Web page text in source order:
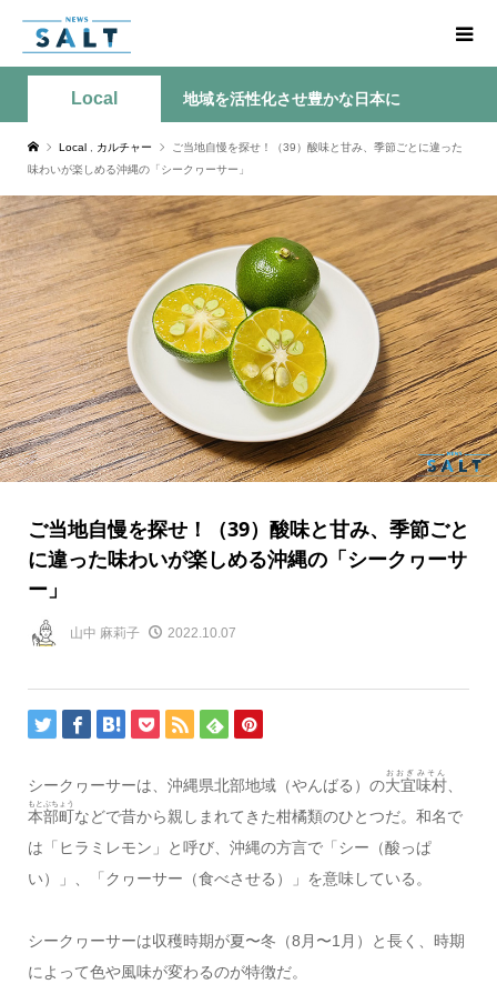
Local 地域を活性化させ豊かな日本に
Local カルチャー
ご当地自慢を探せ！（39）酸味と甘み、季節ごとに違った
味わいが楽しめる沖縄の「シークヮーサー」
ご当地自慢を探せ！（39）酸味と甘み、季節ごと
に違った味わいが楽しめる沖縄の「シークヮーサ
ー」
山中 麻莉子 2022.10.07
シークヮーサーは、沖縄県北部地域（やんばる）の大宜味村
おおぎみそん
、
本部町
もとぶちょう
などで昔から親しまれてきた柑橘類のひとつだ。和名で
は「ヒラミレモン」と呼び、沖縄の方言で「シー（酸っぱ
い）」、「クヮーサー（食べさせる）」を意味している。
シークヮーサーは収穫時期が夏〜冬（8月〜1月）と長く、時期
によって色や風味が変わるのが特徴だ。